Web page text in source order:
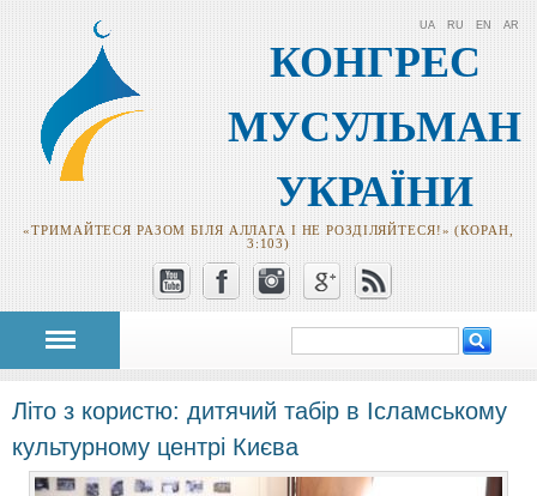
КОНГРЕС
МУСУЛЬМАН
УКРАЇНИ
«ТРИМАЙТЕСЯ РАЗОМ БІЛЯ АЛЛАГА І НЕ РОЗДІЛЯЙТЕСЯ!» (КОРАН,
3:103)
UA RU EN AR
Пошукова
форма
Літо з користю: дитячий табір в Ісламському
культурному центрі Києва